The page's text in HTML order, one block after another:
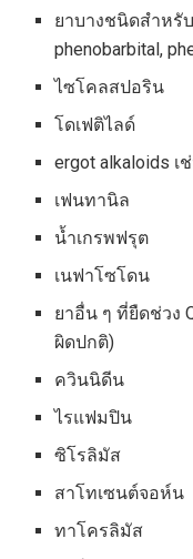
ยาบางชนิดสำหรั
phenobarbital,
ไซโคลสปอริน
โดเฟติไลด์
ergot alkaloids เ
เฟนทานิล
น้ำเกรพฟรุต
เนฟาโซโดน
ยาอื่น ๆ ที่ยืดช่วง
ผิดปกติ)
ควินนิดีน
ไรแฟมปิน
ซิโรลิมัส
สาโทเซนต์จอห์น
ทาโครลิมัส